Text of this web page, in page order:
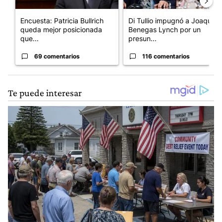
Encuesta: Patricia Bullrich
queda mejor posicionada
que...
69 comentarios
Di Tullio impugnó a Joaquín
Benegas Lynch por un
presun...
116 comentarios